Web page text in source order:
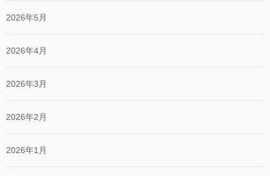
2026年5月
2026年4月
2026年3月
2026年2月
2026年1月